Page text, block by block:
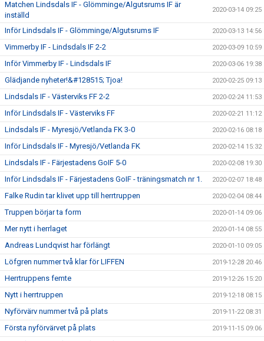
Matchen Lindsdals IF - Glömminge/Algutsrums IF är
inställd
2020-03-14 09:25
Inför Lindsdals IF - Glömminge/Algutsrums IF 2020-03-13 14:56
Vimmerby IF - Lindsdals IF 2-2 2020-03-09 10:59
Inför Vimmerby IF - Lindsdals IF 2020-03-06 19:38
Glädjande nyheter!&#128515; Tjoa! 2020-02-25 09:13
Lindsdals IF - Västerviks FF 2-2 2020-02-24 11:53
Inför Lindsdals IF - Västerviks FF 2020-02-21 11:12
Lindsdals IF - Myresjö/Vetlanda FK 3-0 2020-02-16 08:18
Inför Lindsdals IF - Myresjö/Vetlanda FK 2020-02-14 15:32
Lindsdals IF - Färjestadens GoIF 5-0 2020-02-08 19:30
Inför Lindsdals IF - Färjestadens GoIF - träningsmatch nr 1. 2020-02-07 18:48
Falke Rudin tar klivet upp till herrtruppen 2020-02-04 08:44
Truppen börjar ta form 2020-01-14 09:06
Mer nytt i herrlaget 2020-01-14 08:55
Andreas Lundqvist har förlängt 2020-01-10 09:05
Löfgren nummer två klar för LIFFEN 2019-12-28 20:46
Herrtruppens femte 2019-12-26 15:20
Nytt i herrtruppen 2019-12-18 08:15
Nyförvärv nummer två på plats 2019-11-22 08:31
Första nyförvärvet på plats 2019-11-15 09:06